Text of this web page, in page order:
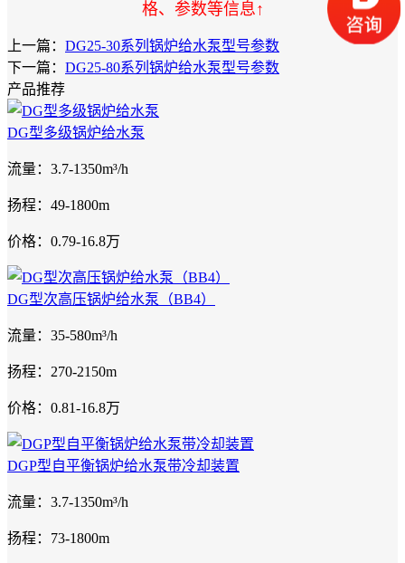
格、参数等信息↑
上一篇： DG25-30系列锅炉给水泵型号参数
下一篇： DG25-80系列锅炉给水泵型号参数
产品推荐
DG型多级锅炉给水泵
流量：3.7-1350m³/h
扬程：49-1800m
价格：0.79-16.8万
DG型次高压锅炉给水泵（BB4）
流量：35-580m³/h
扬程：270-2150m
价格：0.81-16.8万
DGP型自平衡锅炉给水泵带冷却装置
流量：3.7-1350m³/h
扬程：73-1800m